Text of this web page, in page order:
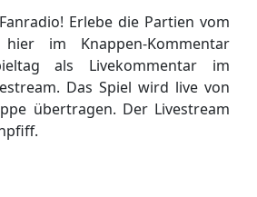
Erlebe die Partien vom
im Knappen-Kommentar
als Livekommentar im
Das Spiel wird live von
übertragen. Der Livestream